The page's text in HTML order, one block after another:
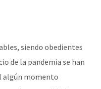
siendo obedientes
de la pandemia se han
algún momento